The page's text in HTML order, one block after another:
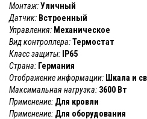
Монтаж:Уличный
Датчик: Встроенный
Управления: Механическое
Вид контроллера:Термостат
Класс защиты:
IP65
Страна: Германия
Отображение информации: Шкала и
Максимальная нагрузка: 3600 Вт
Применение: Для кровли
Применение: Для оборудования